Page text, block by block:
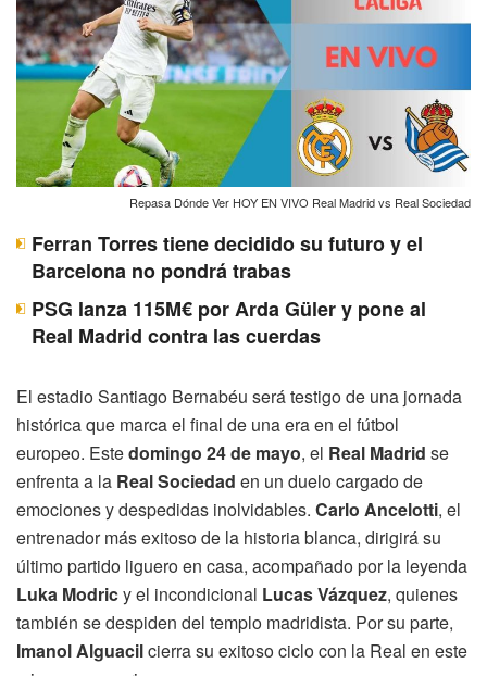
Repasa Dónde Ver HOY EN VIVO Real Madrid vs Real Sociedad
Ferran Torres tiene decidido su futuro y el
Barcelona no pondrá trabas
PSG lanza 115M€ por Arda Güler y pone al
Real Madrid contra las cuerdas
El estadio Santiago Bernabéu será testigo de una jornada
histórica que marca el final de una era en el fútbol
europeo. Estedomingo 24 de mayo, el Real Madrid se
enfrenta a la Real Sociedad en un duelo cargado de
emociones y despedidas inolvidables. Carlo Ancelotti, el
entrenador más exitoso de la historia blanca, dirigirá su
último partido liguero en casa, acompañado por la leyenda
Luka Modricy el incondicional Lucas Vázquez, quienes
también se despiden del templo madridista. Por su parte,
Imanol Alguacilcierra su exitoso ciclo con la Real en este